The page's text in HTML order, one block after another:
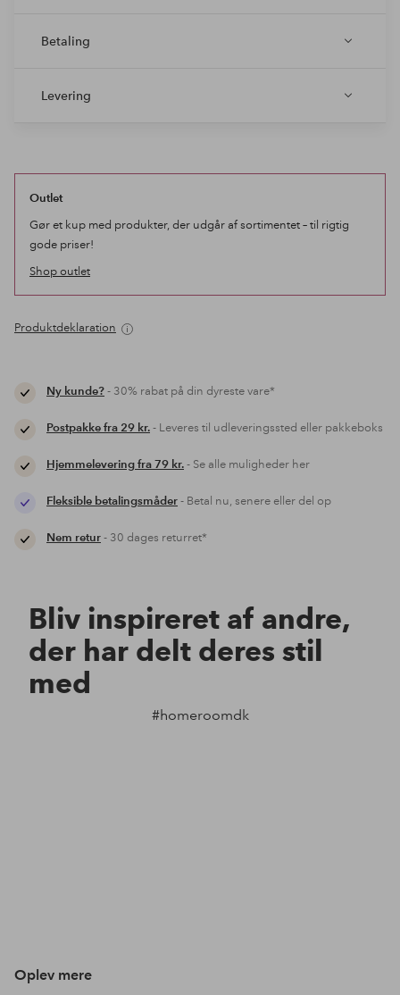
Betaling
Levering
Outlet
Gør et kup med produkter, der udgår af sortimentet – til rigtig
gode priser!
Shop outlet
Produktdeklaration
Ny kunde?- 30% rabat på din dyreste vare*
Postpakke fra 29 kr.- Leveres til udleveringssted eller pakkeboks
Hjemmelevering fra 79 kr.- Se alle muligheder her
Fleksible betalingsmåder- Betal nu, senere eller del op
Nem retur- 30 dages returret*
Bliv inspireret af andre,
der har delt deres stil
med
#homeroomdk
Oplev mere